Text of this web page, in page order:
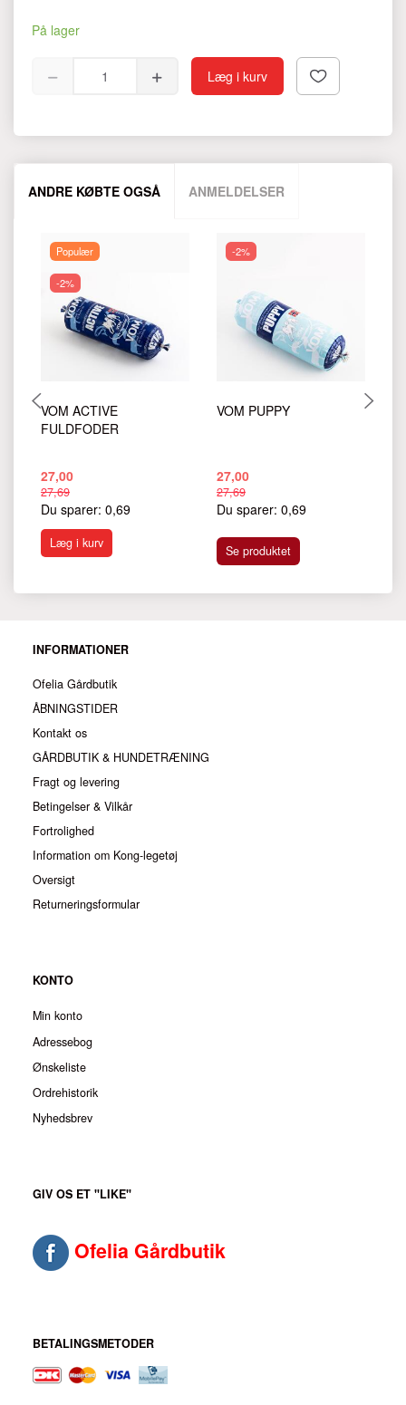
På lager
Læg i kurv
ANDRE KØBTE OGSÅ ANMELDELSER
Populær
-2%
VOM ACTIVE
FULDFODER
27,00
27,69
Du sparer: 0,69
Læg i kurv
-2%
VOM PUPPY
27,00
27,69
Du sparer: 0,69
Se produktet
INFORMATIONER
Ofelia Gårdbutik
ÅBNINGSTIDER
Kontakt os
GÅRDBUTIK & HUNDETRÆNING
Fragt og levering
Betingelser & Vilkår
Fortrolighed
Information om Kong-legetøj
Oversigt
Returneringsformular
KONTO
Min konto
Adressebog
Ønskeliste
Ordrehistorik
Nyhedsbrev
GIV OS ET "LIKE"
Ofelia Gårdbutik
BETALINGSMETODER